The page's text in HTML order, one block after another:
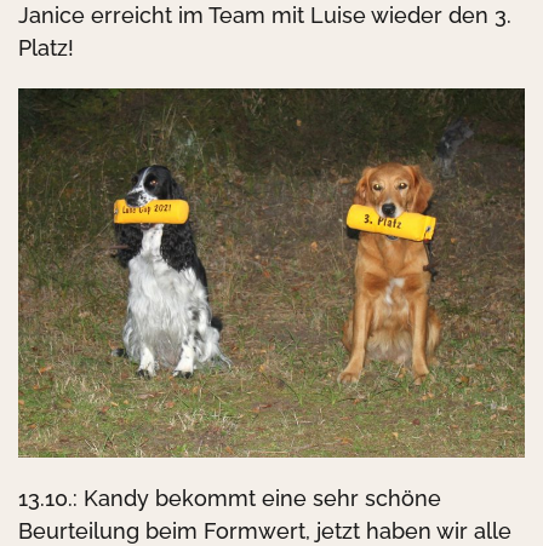
Janice erreicht im Team mit Luise wieder den 3.
Platz!
13.10.: Kandy bekommt eine sehr schöne
Beurteilung beim Formwert, jetzt haben wir alle